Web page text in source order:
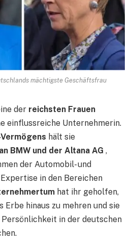
mächtigste Geschäftsfrau
der reichsten Frauen
einflussreiche Unternehmerin.
hält sie
BMW und der Altana AG ,
der Automobil- und
in den Bereichen
hat ihr geholfen,
Erbe hinaus zu mehren und sie
Persönlichkeit in der deutschen